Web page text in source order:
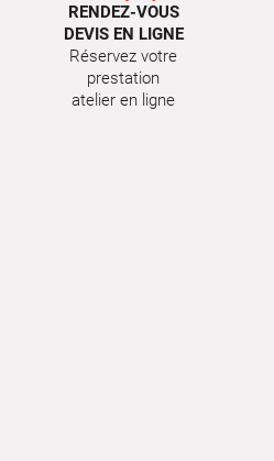
RENDEZ-VOUS
DEVIS EN LIGNE
Réservez votre
prestation
atelier en ligne